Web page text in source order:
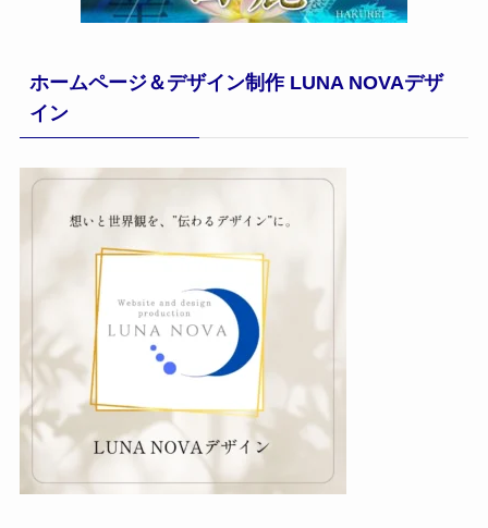
ホームページ＆デザイン制作 LUNA NOVAデザ
イン